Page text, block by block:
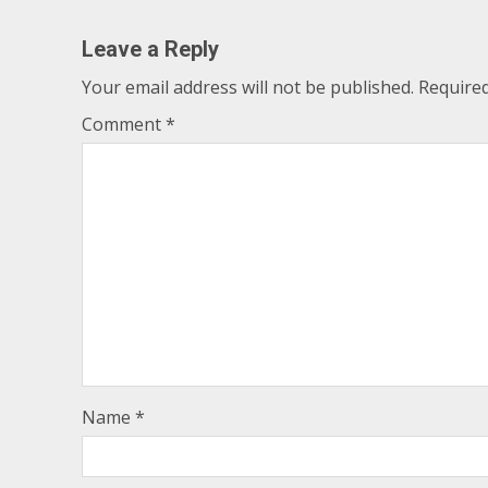
Leave a Reply
Your email address will not be published.
Comment*
Name *